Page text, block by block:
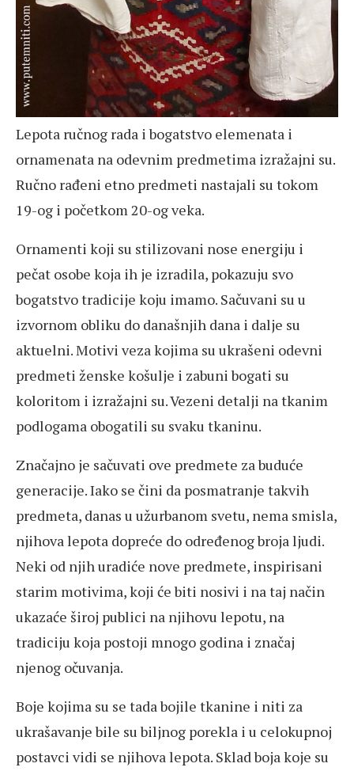
Lepota ručnog rada i bogatstvo elemenata i
ornamenata na odevnim predmetima izražajni su.
Ručno rađeni etno predmeti nastajali su tokom
19-og i početkom 20-og veka.
Ornamenti koji su stilizovani nose energiju i
pečat osobe koja ih je izradila, pokazuju svo
bogatstvo tradicije koju imamo. Sačuvani su u
izvornom obliku do današnjih dana i dalje su
aktuelni. Motivi veza kojima su ukrašeni odevni
predmeti ženske košulje i zabuni bogati su
koloritom i izražajni su. Vezeni detalji na tkanim
podlogama obogatili su svaku tkaninu.
Značajno je sačuvati ove predmete za buduće
generacije. Iako se čini da posmatranje takvih
predmeta, danas u užurbanom svetu, nema smisla,
njihova lepota dopreće do određenog broja ljudi.
Neki od njih uradiće nove predmete, inspirisani
starim motivima, koji će biti nosivi i na taj način
ukazaće široj publici na njihovu lepotu, na
tradiciju koja postoji mnogo godina i značaj
njenog očuvanja.
Boje kojima su se tada bojile tkanine i niti za
ukrašavanje bile su biljnog porekla i u celokupnoj
postavci vidi se njihova lepota. Sklad boja koje su